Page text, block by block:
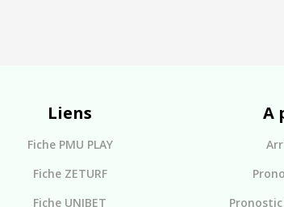
Liens
Fiche PMU PLAY
Fiche ZETURF
Fiche UNIBET
A